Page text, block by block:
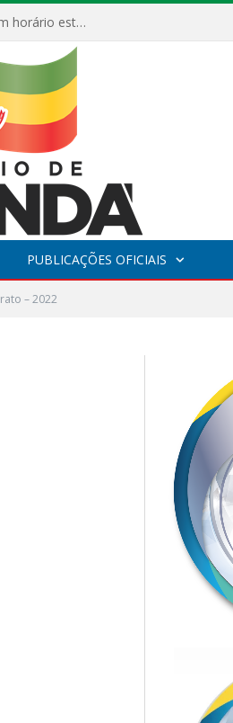
ESF Alto Paraíso é reinaugurada e passa a funcionar em horário estendido
PUBLICAÇÕES OFICIAIS
– 2022